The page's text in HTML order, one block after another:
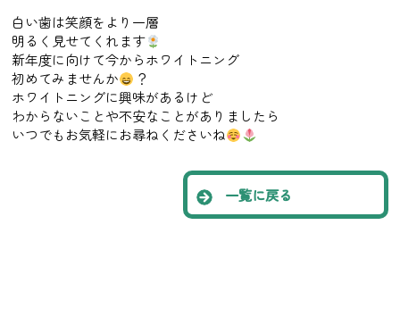
白い歯は笑顔をより一層
明るく見せてくれます
新年度に向けて今からホワイトニング
初めてみませんか
？
ホワイトニングに興味があるけど
わからないことや不安なことがありましたら
いつでもお気軽にお尋ねくださいね
一覧に戻る